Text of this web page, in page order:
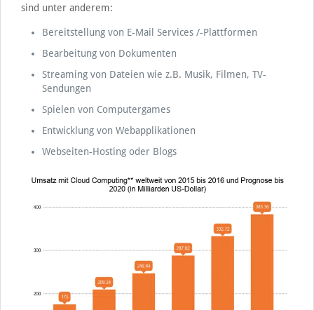
sind unter anderem:
Bereitstellung von E-Mail Services /-Plattformen
Bearbeitung von Dokumenten
Streaming von Dateien wie z.B. Musik, Filmen, TV-
Sendungen
Spielen von Computergames
Entwicklung von Webapplikationen
Webseiten-Hosting oder Blogs